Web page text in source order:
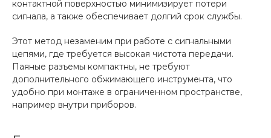
контактной поверхностью минимизирует потери
сигнала, а также обеспечивает долгий срок службы.
Этот метод незаменим при работе с сигнальными
цепями, где требуется высокая чистота передачи.
Паяные разъемы компактны, не требуют
дополнительного обжимающего инструмента, что
удобно при монтаже в ограниченном пространстве,
например внутри приборов.